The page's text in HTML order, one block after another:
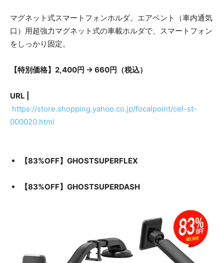
マグネット式スマートフォンホルダ。エアベント（車内通気
口）用超強力マグネット式の車載ホルダで、スマートフォン
をしっかり固定。
【特別価格】2,400円 → 660円（税込）
URL |
https://store.shopping.yahoo.co.jp/focalpoint/cel-st-
000020.html
【83%OFF】GHOSTSUPERFLEX
【83%OFF】GHOSTSUPERDASH